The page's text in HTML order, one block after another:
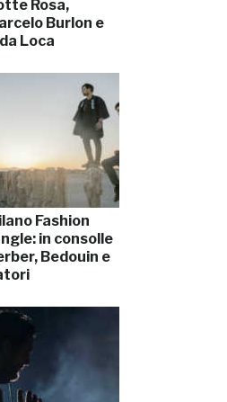
Rosa,
Burlon e
Loca
Fashion
in consolle
Bedouin e